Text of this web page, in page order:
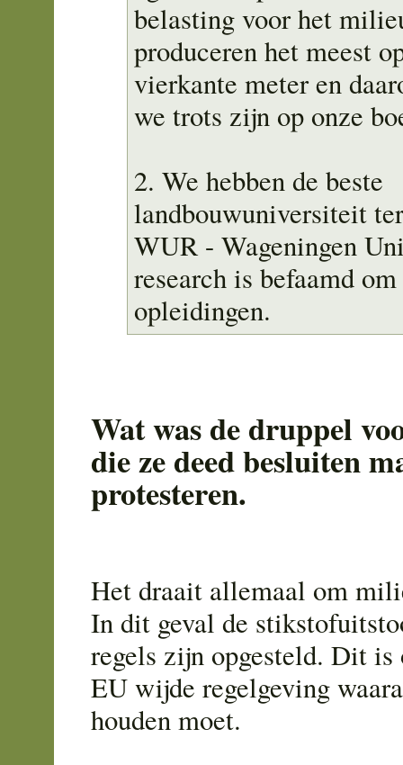
belasting voor het
produceren het meest
vierkante meter en
we trots zijn op onze
2. We hebben de beste
landbouwuniversiteit
WUR - Wageningen
research is befaamd
opleidingen.
Wat was de druppel
die ze deed besluiten
protesteren.
Het draait allemaal om
In dit geval de
regels zijn opgesteld. Dit is
EU wijde regelgeving
houden moet.